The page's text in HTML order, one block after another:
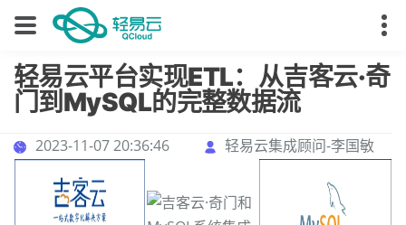
轻易云平台实现ETL：从吉客云·奇
门到MySQL的完整数据流
2023-11-07 20:36:46 轻易云集成顾问-李国敏